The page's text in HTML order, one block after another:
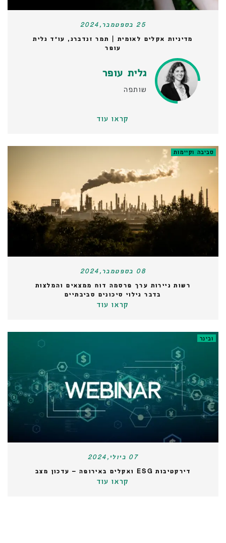
25 בספטמבר,2024
מדיניות אקלים לאומית | תמר זנדברג, עו״ד גלית
עופר
גלית עופר
שותפה
קראו עוד
סביבה וקיימות
08 בספטמבר,2024
רשות ניירות ערך פרסמה דוח ממצאים והמלצות
בדבר גילוי סיכונים סביבתיים
קראו עוד
ובינר
07 ביולי,2024
דירקטיבות ESG ואקלים באירופה – עדכון מצב
קראו עוד